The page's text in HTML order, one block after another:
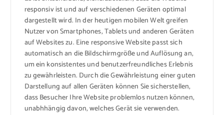
responsiv ist und auf verschiedenen Geräten optimal
dargestellt wird. In der heutigen mobilen Welt greifen
Nutzer von Smartphones, Tablets und anderen Geräten
auf Websites zu. Eine responsive Website passt sich
automatisch an die Bildschirmgröße und Auflösung an,
um ein konsistentes und benutzerfreundliches Erlebnis
zu gewährleisten. Durch die Gewährleistung einer guten
Darstellung auf allen Geräten können Sie sicherstellen,
dass Besucher Ihre Website problemlos nutzen können,
unabhhängig davon, welches Gerät sie verwenden.